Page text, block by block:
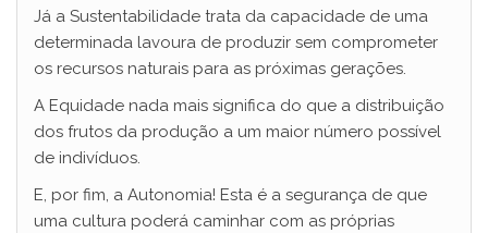
Já a Sustentabilidade trata da capacidade de uma
determinada lavoura de produzir sem comprometer
os recursos naturais para as próximas gerações.
A Equidade nada mais significa do que a distribuição
dos frutos da produção a um maior número possível
de indivíduos.
E, por fim, a Autonomia! Esta é a segurança de que
uma cultura poderá caminhar com as próprias